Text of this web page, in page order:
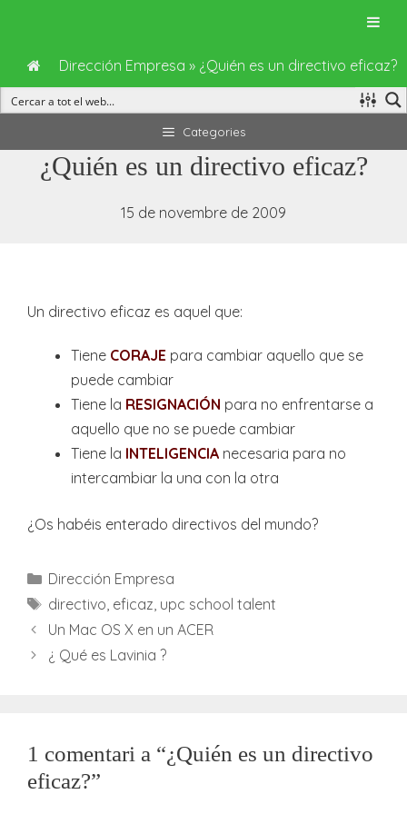
al
contingut
Categories
¿Quién es un directivo eficaz?
15 de novembre de 2009
Un directivo eficaz es aquel que:
Tiene CORAJE para cambiar aquello que se
puede cambiar
Tiene la RESIGNACIÓN para no enfrentarse a
aquello que no se puede cambiar
Tiene la INTELIGENCIA necesaria para no
intercambiar la una con la otra
¿Os habéis enterado directivos del mundo?
Categories
Dirección Empresa
Etiquetes
directivo eficaz upc school talent
Un Mac OS X en un ACER
¿ Qué es Lavinia ?
1 comentari a “¿Quién es un directivo
eficaz?”
Dirección Empresa » ¿Quién es un directivo eficaz?